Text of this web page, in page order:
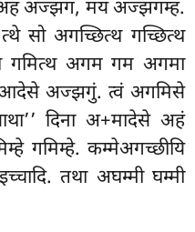
अहं अज्झगं, मयं अज्झगम्ह.
त्थे सो अगच्छित्थ गच्छित्थ
गमित्थ अगम गम अगमा
अज्झगुं. त्वं अगमिसे
दिना अ+मादेसे अहं
गमिम्हे. कम्मेअगच्छीयि
तथा अघम्मी घम्मी